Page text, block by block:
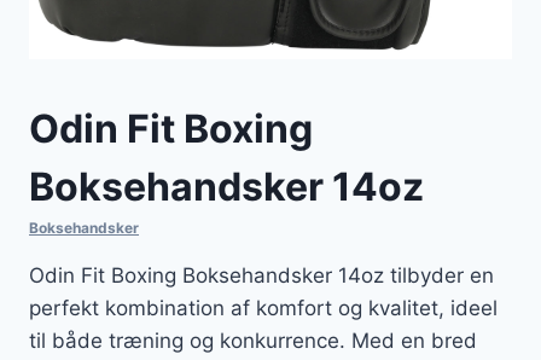
Odin Fit Boxing
Boksehandsker 14oz
Boksehandsker
Odin Fit Boxing Boksehandsker 14oz tilbyder en
perfekt kombination af komfort og kvalitet, ideel
til både træning og konkurrence. Med en bred